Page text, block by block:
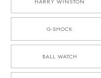
G-SHOCK
BALL WATCH